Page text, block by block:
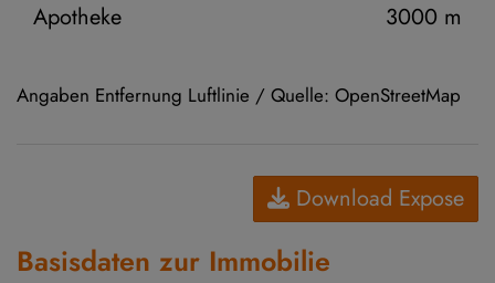
Apotheke
3000 m
Angaben Entfernung Luftlinie / Quelle: OpenStreetMap
Download Expose
Basisdaten zur Immobilie